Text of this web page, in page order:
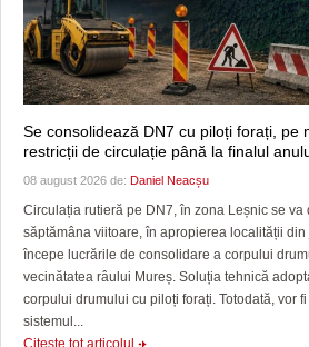
Se consolidează DN7 cu piloți forați, pe
restricții de circulație până la finalul
08 august 2026 de: Daniel Neacșu
Circulația rutieră pe DN7, în zona Leșnic se va
săptămâna viitoare, în apropierea localității
începe lucrările de consolidare a corpului
vecinătatea râului Mureș. Soluția tehnică
corpului drumului cu piloți forați. Totodată, vor
sistemul...
Citeşte tot articolul